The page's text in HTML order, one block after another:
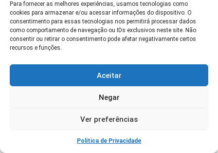
Para fornecer as melhores experiências, usamos tecnologias como
cookies para armazenar e/ou acessar informações do dispositivo. O
consentimento para essas tecnologias nos permitirá processar dados
como comportamento de navegação ou IDs exclusivos neste site. Não
consentir ou retirar o consentimento pode afetar negativamente certos
recursos e funções.
Aceitar
Negar
Ver preferências
Política de Privacidade
Qual a Diferença Entre Confinamento e TIP?